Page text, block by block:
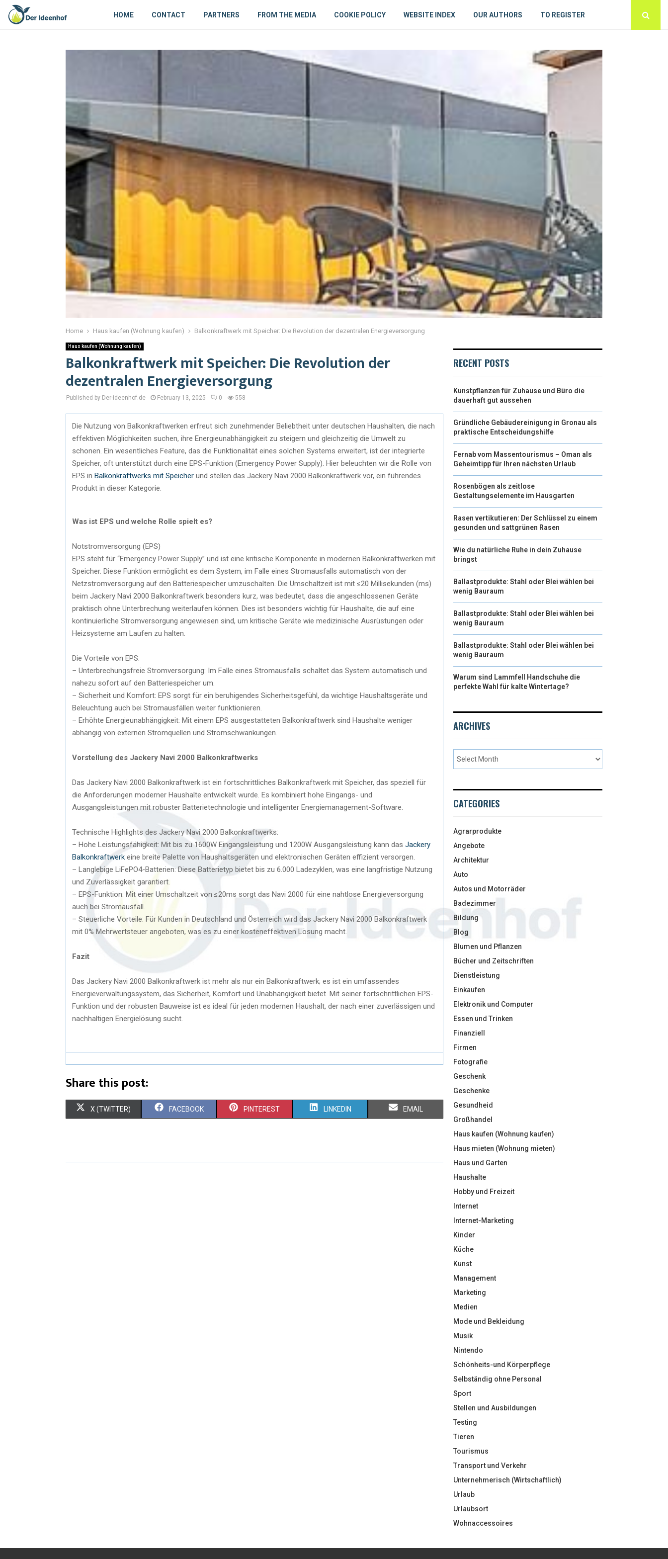
HOME CONTACT PARTNERS FROM THE MEDIA COOKIE POLICY WEBSITE INDEX OUR AUTHORS TO REGISTER
Home Haus kaufen (Wohnung kaufen) Balkonkraftwerk mit Speicher: Die Revolution der dezentralen Energieversorgung
Haus kaufen (Wohnung kaufen)
Balkonkraftwerk mit Speicher: Die Revolution der
dezentralen Energieversorgung
Published by Der-ideenhof.de February 13, 2025 0 558
Die Nutzung von Balkonkraftwerken erfreut sich zunehmender Beliebtheit unter deutschen Haushalten, die nach
effektiven Möglichkeiten suchen, ihre Energieunabhängigkeit zu steigern und gleichzeitig die Umwelt zu
schonen. Ein wesentliches Feature, das die Funktionalität eines solchen Systems erweitert, ist der integrierte
Speicher, oft unterstützt durch eine EPS-Funktion (Emergency Power Supply). Hier beleuchten wir die Rolle von
EPS in Balkonkraftwerks mit Speicher und stellen das Jackery Navi 2000 Balkonkraftwerk vor, ein führendes
Produkt in dieser Kategorie.
Was ist EPS und welche Rolle spielt es?
Notstromversorgung (EPS)
EPS steht für “Emergency Power Supply” und ist eine kritische Komponente in modernen Balkonkraftwerken mit
Speicher. Diese Funktion ermöglicht es dem System, im Falle eines Stromausfalls automatisch von der
Netzstromversorgung auf den Batteriespeicher umzuschalten. Die Umschaltzeit ist mit ≤20 Millisekunden (ms)
beim Jackery Navi 2000 Balkonkraftwerk besonders kurz, was bedeutet, dass die angeschlossenen Geräte
praktisch ohne Unterbrechung weiterlaufen können. Dies ist besonders wichtig für Haushalte, die auf eine
kontinuierliche Stromversorgung angewiesen sind, um kritische Geräte wie medizinische Ausrüstungen oder
Heizsysteme am Laufen zu halten.
Die Vorteile von EPS:
– Unterbrechungsfreie Stromversorgung: Im Falle eines Stromausfalls schaltet das System automatisch und
nahezu sofort auf den Batteriespeicher um.
– Sicherheit und Komfort: EPS sorgt für ein beruhigendes Sicherheitsgefühl, da wichtige Haushaltsgeräte und
Beleuchtung auch bei Stromausfällen weiter funktionieren.
– Erhöhte Energieunabhängigkeit: Mit einem EPS ausgestatteten Balkonkraftwerk sind Haushalte weniger
abhängig von externen Stromquellen und Stromschwankungen.
Vorstellung des Jackery Navi 2000 Balkonkraftwerks
Das Jackery Navi 2000 Balkonkraftwerk ist ein fortschrittliches Balkonkraftwerk mit Speicher, das speziell für
die Anforderungen moderner Haushalte entwickelt wurde. Es kombiniert hohe Eingangs- und
Ausgangsleistungen mit robuster Batterietechnologie und intelligenter Energiemanagement-Software.
Technische Highlights des Jackery Navi 2000 Balkonkraftwerks:
– Hohe Leistungsfähigkeit: Mit bis zu 1600W Eingangsleistung und 1200W Ausgangsleistung kann das Jackery
Balkonkraftwerk eine breite Palette von Haushaltsgeräten und elektronischen Geräten effizient versorgen.
– Langlebige LiFePO4-Batterien: Diese Batterietyp bietet bis zu 6.000 Ladezyklen, was eine langfristige Nutzung
und Zuverlässigkeit garantiert.
– EPS-Funktion: Mit einer Umschaltzeit von ≤20ms sorgt das Navi 2000 für eine nahtlose Energieversorgung
auch bei Stromausfall.
– Steuerliche Vorteile: Für Kunden in Deutschland und Österreich wird das Jackery Navi 2000 Balkonkraftwerk
mit 0% Mehrwertsteuer angeboten, was es zu einer kosteneffektiven Lösung macht.
Fazit
Das Jackery Navi 2000 Balkonkraftwerk ist mehr als nur ein Balkonkraftwerk; es ist ein umfassendes
Energieverwaltungssystem, das Sicherheit, Komfort und Unabhängigkeit bietet. Mit seiner fortschrittlichen EPS-
Funktion und der robusten Bauweise ist es ideal für jeden modernen Haushalt, der nach einer zuverlässigen und
nachhaltigen Energielösung sucht.
Share this post:
X (TWITTER) FACEBOOK PINTEREST LINKEDIN EMAIL
RECENT POSTS
Kunstpflanzen für Zuhause und Büro die
dauerhaft gut aussehen
Gründliche Gebäudereinigung in Gronau als
praktische Entscheidungshilfe
Fernab vom Massentourismus – Oman als
Geheimtipp für Ihren nächsten Urlaub
Rosenbögen als zeitlose
Gestaltungselemente im Hausgarten
Rasen vertikutieren: Der Schlüssel zu einem
gesunden und sattgrünen Rasen
Wie du natürliche Ruhe in dein Zuhause
bringst
Ballastprodukte: Stahl oder Blei wählen bei
wenig Bauraum
Ballastprodukte: Stahl oder Blei wählen bei
wenig Bauraum
Ballastprodukte: Stahl oder Blei wählen bei
wenig Bauraum
Warum sind Lammfell Handschuhe die
perfekte Wahl für kalte Wintertage?
ARCHIVES
CATEGORIES
Agrarprodukte
Angebote
Architektur
Auto
Autos und Motorräder
Badezimmer
Bildung
Blog
Blumen und Pflanzen
Bücher und Zeitschriften
Dienstleistung
Einkaufen
Elektronik und Computer
Essen und Trinken
Finanziell
Firmen
Fotografie
Geschenk
Geschenke
Gesundheid
Großhandel
Haus kaufen (Wohnung kaufen)
Haus mieten (Wohnung mieten)
Haus und Garten
Haushalte
Hobby und Freizeit
Internet
Internet-Marketing
Kinder
Küche
Kunst
Management
Marketing
Medien
Mode und Bekleidung
Musik
Nintendo
Schönheits-und Körperpflege
Selbständig ohne Personal
Sport
Stellen und Ausbildungen
Testing
Tieren
Tourismus
Transport und Verkehr
Unternehmerisch (Wirtschaftlich)
Urlaub
Urlaubsort
Wohnaccessoires